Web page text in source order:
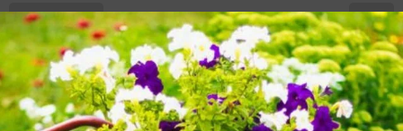
Ответить ✿ 2Спасибо!
AlexeyShelepov
Alexey Shelepov
Барнаул
2 июля 2025, 15:46